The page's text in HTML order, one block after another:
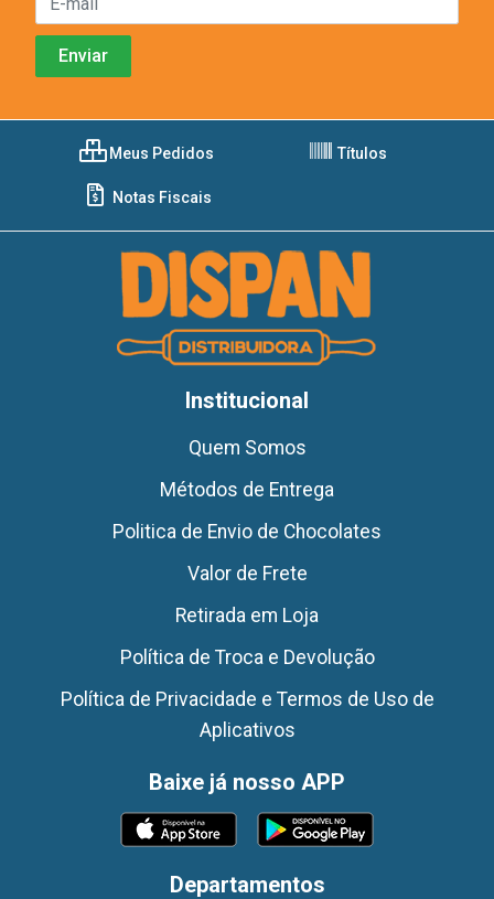
Meus Pedidos Títulos
Notas Fiscais
Institucional
Quem Somos
Métodos de Entrega
Politica de Envio de Chocolates
Valor de Frete
Retirada em Loja
Política de Troca e Devolução
Política de Privacidade e Termos de Uso de
Aplicativos
Baixe já nosso APP
Departamentos